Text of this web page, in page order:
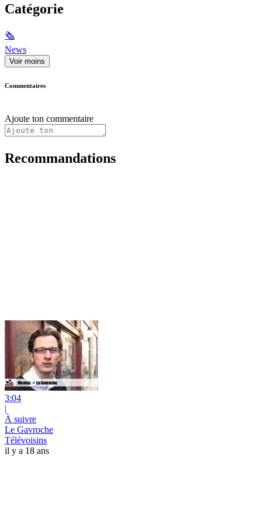
Catégorie
🗞
News
Voir moins
Commentaires
Ajoute ton commentaire
Recommandations
3:04
|
À suivre
Le Gavroche
Télévoisins
il y a 18 ans